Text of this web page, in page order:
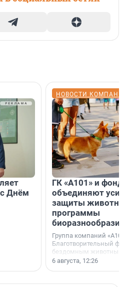
Днём
НОВОСТИ
ГК «А101» и фонд
объединяют
защиты
программы
биоразнообразия
Группа компаний
Благотворительный
бездомным животным
заключили соглашение
6 августа, 12:26